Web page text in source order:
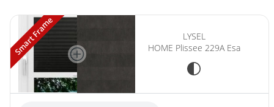
Smart Frame
LYSEL
HOME Plissee 229A Esa